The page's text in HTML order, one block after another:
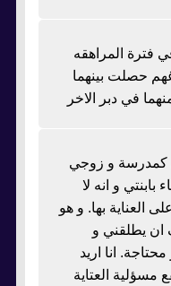
فترة المراهقه
حصلت بينهما
في دبر الاخر
كمدرسة و زوجي
و انه لا
العناية بها. و هو
ان يطلقني و
انا اريد
العتاية